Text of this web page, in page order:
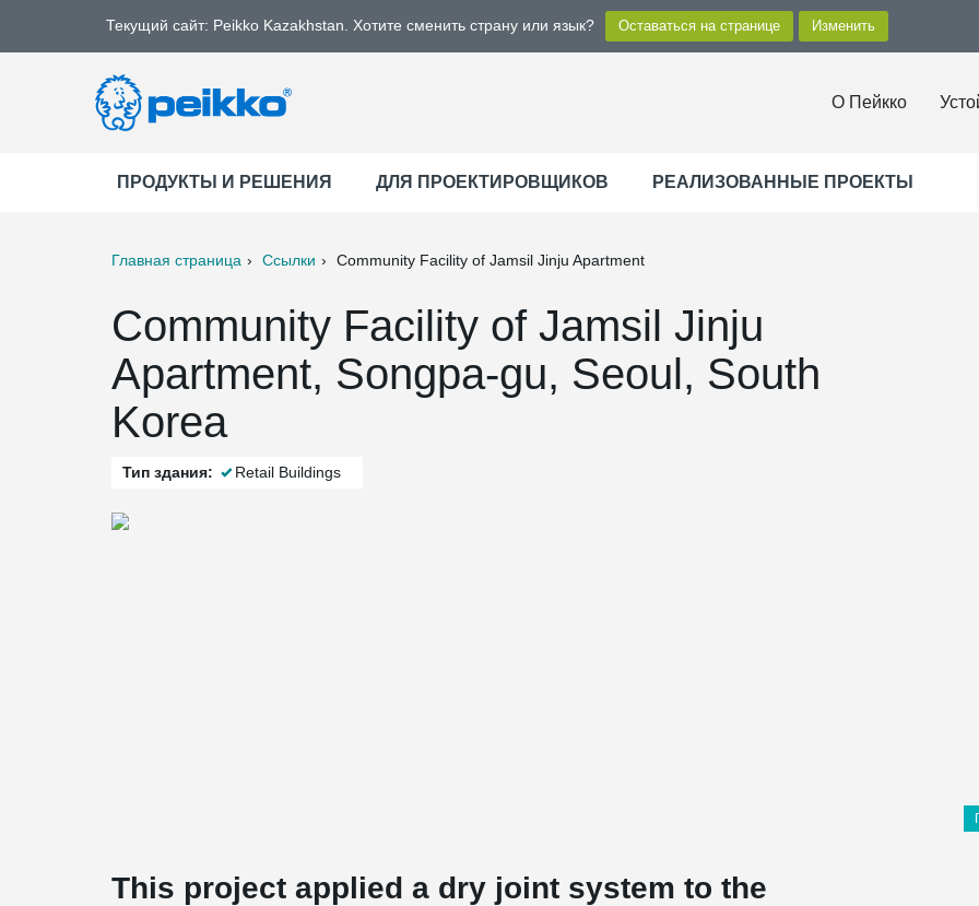
Текущий сайт: Peikko Kazakhstan. Хотите сменить страну или язык?
О Пейкко
ПРОДУКТЫ И РЕШЕНИЯ ДЛЯ ПРОЕКТИРОВЩИКОВ РЕАЛИЗОВАННЫЕ ПРОЕКТЫ
Главная страница Ссылки Community Facility of Jamsil Jinju Apartment
Community Facility of Jamsil Jinju
Apartment, Songpa-gu, Seoul, South
Korea
Тип здания: Retail Buildings
This project applied a dry joint system to the